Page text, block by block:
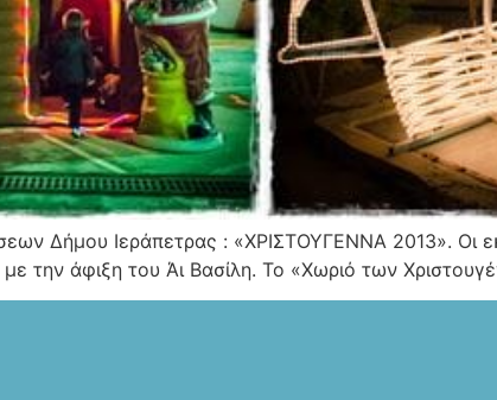
Δήμου Ιεράπετρας : «ΧΡΙΣΤΟΥΓΕΝΝΑ 2013». Οι
με την άφιξη του Άι Βασίλη. Το «Χωριό των